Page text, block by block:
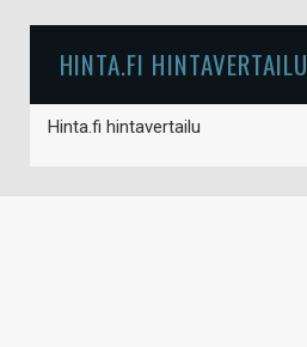
HINTA.FI HINTAVERTAILU
Hinta.fi hintavertailu